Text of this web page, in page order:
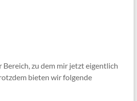
Bereich, zu dem mir jetzt eigentlich
bieten wir folgende